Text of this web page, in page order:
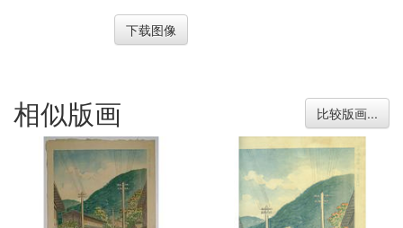
下载图像
相似版画 比较版画...